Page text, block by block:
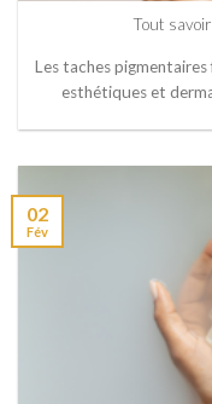
Tout
Les taches
esthétiques et
02
Fév